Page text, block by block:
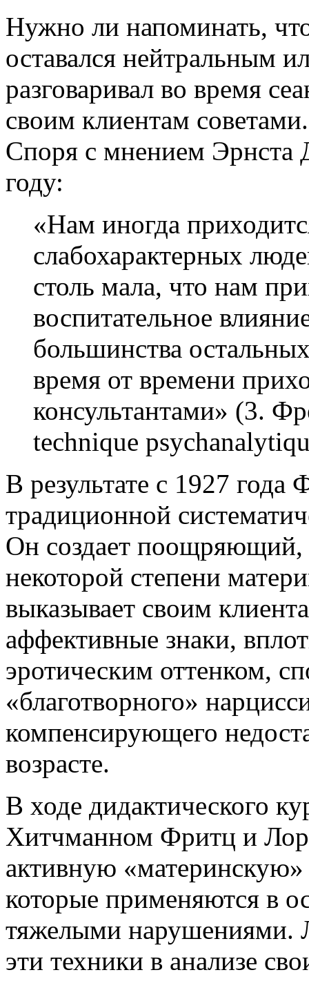
Нужно ли напоминать,
оставался нейтральным
разговаривал во время
своим клиентам
Споря с мнением
году:
«Нам иногда
слабохарактерных
столь мала, что нам
воспитательное
большинства
время от времени
консультантами» (3.
technique
В результате с 1927 года
традиционной
Он создает поощряющий,
некоторой степени
выказывает своим
аффективные знаки,
эротическим оттенком,
«благотворного»
компенсирующего
возрасте.
В ходе дидактического
Хитчманном Фритц и
активную
которые применяются в
тяжелыми нарушениями.
эти техники в анализе